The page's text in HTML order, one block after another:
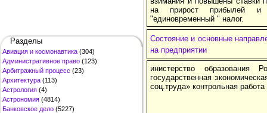
Разделы
Авиация и космонавтика (304)
Административное право (123)
Арбитражный процесс (23)
Архитектура (113)
Астрология (4)
Астрономия (4814)
Банковское дело (5227)
на прирост прибылей и
"единовременный " налог.
Состояние и основные
на предприятии
инистерство образования
государственная
соц.труда» контрольная работа